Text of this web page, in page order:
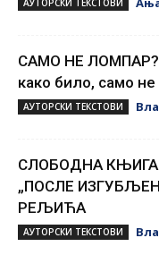
АУТОРСКИ ТЕКСТОВИ
САМО НЕ
како било, само
АУТОРСКИ ТЕКСТОВИ
СЛОБОДНА
„ПОСЛЕ
РЕЉИЋА
АУТОРСКИ ТЕКСТОВИ